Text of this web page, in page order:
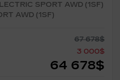
SPORT AWD (1SF)
AWD (1SF)
67 678$
3 000$
64 678$